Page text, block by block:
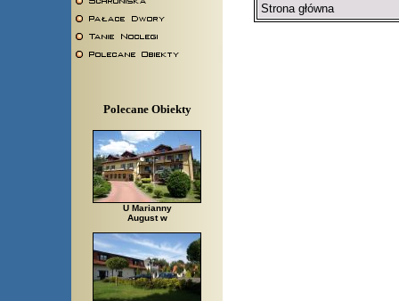
Polecane Obiekty
U Marianny
August w
Strona główna